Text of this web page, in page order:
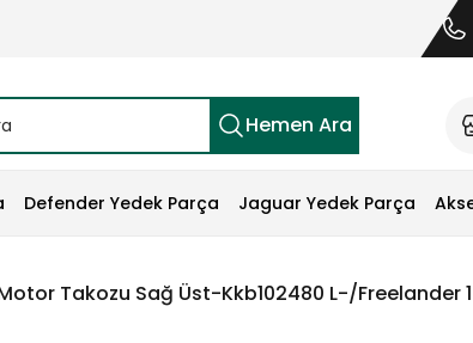
Hemen Ara
Defender Yedek Parça Jaguar Yedek Parça
Takozu Sağ Üst-Kkb102480 L-/Freelander 1